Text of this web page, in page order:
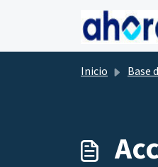
Saltar al
Inicio Base de